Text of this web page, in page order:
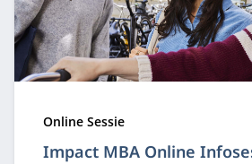
Impact MBA Online
Type:
Online Sessie